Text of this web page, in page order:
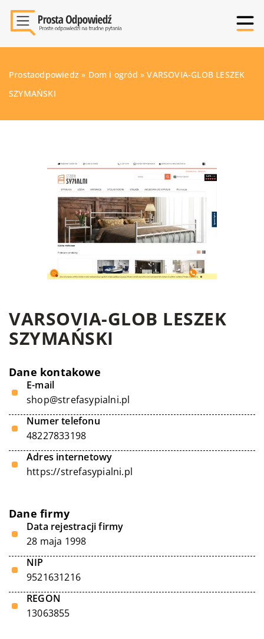
Prostaodpowiedz » Dom i ogród »VARSOVIA-GLOB LESZEK
SZYMAŃSKI
VARSOVIA-GLOB LESZEK
SZYMAŃSKI
Dane kontakowe
E-mail
shop@strefasypialni.pl
Numer telefonu
48227833198
Adres internetowy
https://strefasypialni.pl
Dane firmy
Data rejestracji firmy
28 maja 1998
NIP
9521631216
REGON
13063855